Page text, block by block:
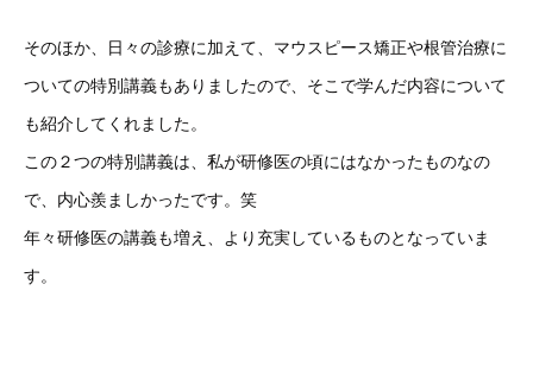
そのほか、日々の診療に加えて、マウスピース矯正や根管治療に
ついての特別講義もありましたので、そこで学んだ内容について
も紹介してくれました。
この２つの特別講義は、私が研修医の頃にはなかったものなの
で、内心羨ましかったです。笑
年々研修医の講義も増え、より充実しているものとなっていま
す。